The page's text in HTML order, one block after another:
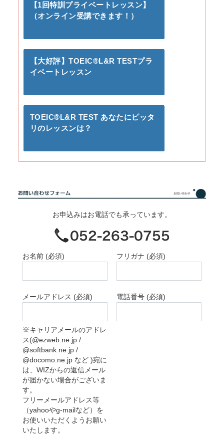
【1回特訓プライベートレッスン】
（オンライン受講できます！）
【大好評】TOEIC®L&R TESTプラ
イベートレッスン
TOEIC®L&R TEST あなたにピッタ
リのレッスンは？
お申込みはお電話でも承っています。
お名前 (必須) フリガナ (必須)
メールアドレス (必須)
※キャリアメールのアドレ
ス(@ezweb.ne.jp /
@softbank.ne.jp /
@docomo.ne.jp など )宛に
は、WIZからの返信メール
が届かない場合がございま
す。
フリーメールアドレス等
（yahooやg-mailなど）を
お使いいただくようお願い
いたします。
電話番号 (必須)